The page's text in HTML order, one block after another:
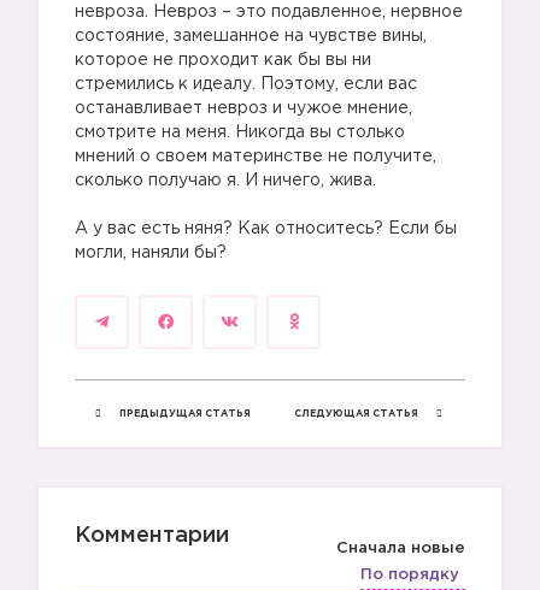
невроза. Невроз – это подавленное, нервное
состояние, замешанное на чувстве вины,
которое не проходит как бы вы ни
стремились к идеалу. Поэтому, если вас
останавливает невроз и чужое мнение,
смотрите на меня. Никогда вы столько
мнений о своем материнстве не получите,
сколько получаю я. И ничего, жива.
А у вас есть няня? Как относитесь? Если бы
могли, наняли бы?
ПРЕДЫДУЩАЯ СТАТЬЯ СЛЕДУЮЩАЯ СТАТЬЯ
Комментарии
Сначала новые
По порядку